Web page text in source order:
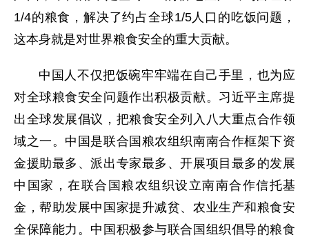
1/4的粮食，解决了约占全球1/5人口的吃饭问题，
这本身就是对世界粮食安全的重大贡献。
中国人不仅把饭碗牢牢端在自己手里，也为应
对全球粮食安全问题作出积极贡献。习近平主席提
出全球发展倡议，把粮食安全列入八大重点合作领
域之一。中国是联合国粮农组织南南合作框架下资
金援助最多、派出专家最多、开展项目最多的发展
中国家，在联合国粮农组织设立南南合作信托基
金，帮助发展中国家提升减贫、农业生产和粮食安
全保障能力。中国积极参与联合国组织倡导的粮食